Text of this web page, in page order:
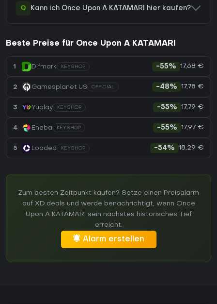
Q Kann ich Once Upon A KATAMARI hier kaufen?
Beste Preise für Once Upon A KATAMARI
1 Difmark KEYSHOP -55% 17,68 €
2 Gamesplanet US OFFICIAL -48% 17,78 €
3 Yuplay KEYSHOP -55% 17,79 €
4 Eneba KEYSHOP -55% 17,97 €
5 Loaded KEYSHOP -54% 18,29 €
Zum besten Zeitpunkt kaufen? Setze einen Preisalarm
auf XD.deals und werde benachrichtigt, wenn Once
Upon A KATAMARI sein nächstes historisches Tief
erreicht.
Alarm erstellen